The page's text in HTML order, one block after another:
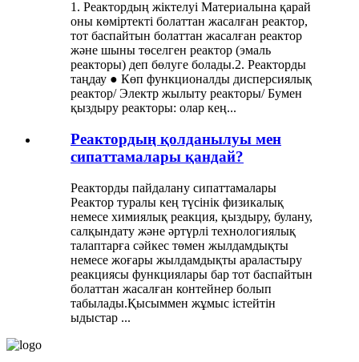
1. Реактордың жіктелуі Материалына қарай
оны көміртекті болаттан жасалған реактор,
тот баспайтын болаттан жасалған реактор
және шыны төселген реактор (эмаль
реакторы) деп бөлуге болады.2. Реакторды
таңдау ● Көп функционалды дисперсиялық
реактор/ Электр жылыту реакторы/ Бумен
қыздыру реакторы: олар кең...
Реактордың қолданылуы мен
сипаттамалары қандай?
Реакторды пайдалану сипаттамалары
Реактор туралы кең түсінік физикалық
немесе химиялық реакция, қыздыру, булану,
салқындату және әртүрлі технологиялық
талаптарға сәйкес төмен жылдамдықты
немесе жоғары жылдамдықты араластыру
реакциясы функциялары бар тот баспайтын
болаттан жасалған контейнер болып
табылады.Қысыммен жұмыс істейтін
ыдыстар ...